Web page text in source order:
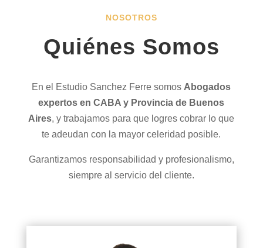
NOSOTROS
Quiénes Somos
En el Estudio Sanchez Ferre somos Abogados
expertos en CABA y Provincia de Buenos
Aires, y trabajamos para que logres cobrar lo que
te adeudan con la mayor celeridad posible.
Garantizamos responsabilidad y profesionalismo,
siempre al servicio del cliente.